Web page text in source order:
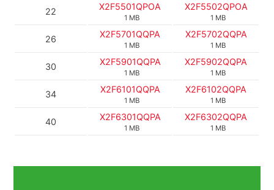
22 X2F5501QPOA
1 MB
X2F5502QPOA
1 MB
26 X2F5701QQPA
1 MB
X2F5702QQPA
1 MB
30 X2F5901QQPA
1 MB
X2F5902QQPA
1 MB
34 X2F6101QQPA
1 MB
X2F6102QQPA
1 MB
40 X2F6301QQPA
1 MB
X2F6302QQPA
1 MB